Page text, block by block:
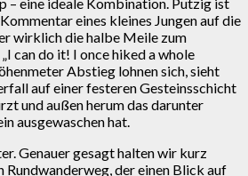
eines kleines Jungen auf die
wirklich die halbe Meile zum
can do it! I once hiked a whole
Abstieg lohnen sich, sieht
auf einer festeren Gesteinsschicht
und außen herum das darunter
ausgewaschen hat.
Genauer gesagt halten wir kurz
Rundwanderweg, der einen Blick auf